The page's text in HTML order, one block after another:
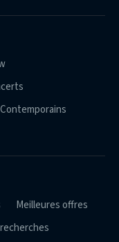
Contemporains
Meilleures offres